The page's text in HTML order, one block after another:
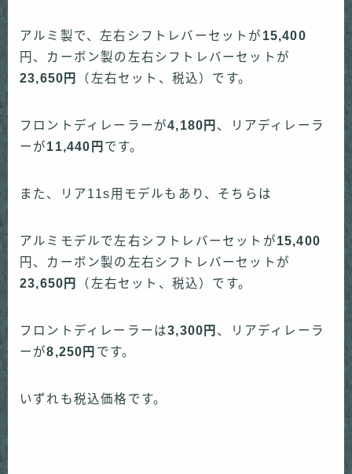
アルミ製で、左右シフトレバーセットが 15,400
円、カーボン製の左右シフトレバーセットが
23,650円
（左右セット、税込）です。
フロントディレーラーが4,180円 、リアディレーラ
ーが11,440円 です。
また、リア11s用モデルもあり、そちらは
アルミモデルで左右シフトレバーセットが15,400
円、カーボン製の左右シフトレバーセットが
23,650 円 （左右セット、税込）です。
フロントディレーラーは3,300 円 、リアディレーラ
ーが8,250円 です。
いずれも税込価格です。